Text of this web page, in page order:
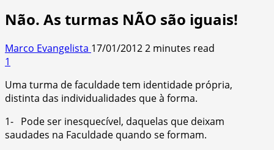
Não. As turmas NÃO são iguais!
Marco Evangelista 17/01/20122 minutes read
1
Uma turma de faculdade tem identidade própria,
distinta das individualidades que à forma.
1- Pode ser inesquecível, daquelas que deixam
saudades na Faculdade quando se formam.